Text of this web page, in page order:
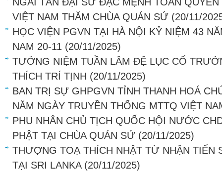
VIỆT NAM THĂM CHÙA QUÁN SỨ (20/11/
HỌC VIỆN PGVN TẠI HÀ NỘI KỶ NIỆM 43
NAM 20-11 (20/11/2025)
TƯỞNG NIỆM TUẦN LÂM ĐỆ LỤC CỐ
THÍCH TRÍ TỊNH (20/11/2025)
BAN TRỊ SỰ GHPGVN TỈNH THANH HOÁ
NĂM NGÀY TRUYỀN THỐNG MTTQ VIỆT
PHU NHÂN CHỦ TỊCH QUỐC HỘI NƯỚC
PHẬT TẠI CHÙA QUÁN SỨ (20/11/2025)
THƯỢNG TOẠ THÍCH NHẬT TỪ NHẬN TIẾN
TẠI SRI LANKA (20/11/2025)